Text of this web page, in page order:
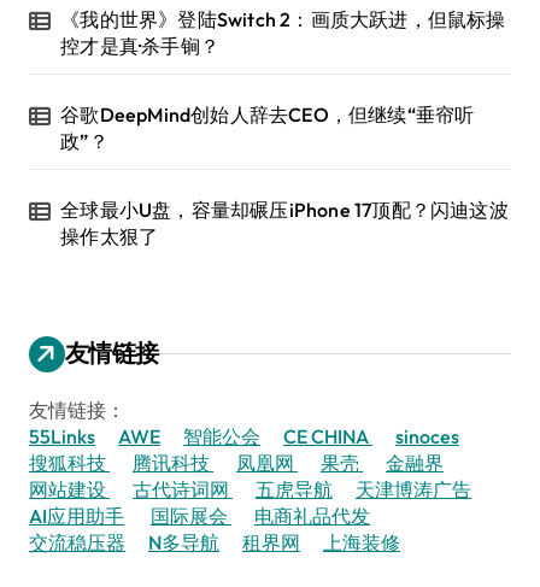
《我的世界》登陆Switch 2：画质大跃进，但鼠标操
控才是真·杀手锏？
谷歌DeepMind创始人辞去CEO，但继续“垂帘听
政”？
全球最小U盘，容量却碾压iPhone 17顶配？闪迪这波
操作太狠了
友情链接
友情链接：
55Links
AWE 智能公会 CE CHINA
sinoces
搜狐科技
腾讯科技 凤凰网 果壳
金融界
网站建设
古代诗词网 五虎导航
天津博涛广告
AI应用助手
国际展会
电商礼品代发
交流稳压器
N多导航 租界网 上海装修